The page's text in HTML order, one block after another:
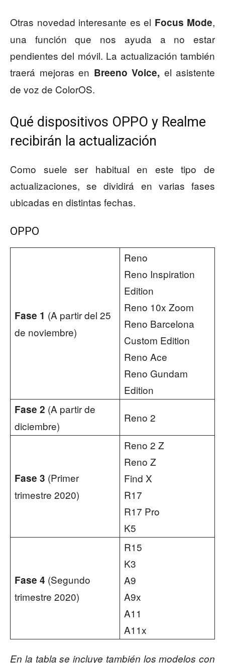
Otras novedad interesante es el Focus Mode,
una función que nos ayuda a no estar
pendientes del móvil. La actualización también
traerá mejoras en Breeno Voice, el asistente
de voz de ColorOS.
Qué dispositivos OPPO y Realme
recibirán la actualización
Como suele ser habitual en este tipo de
actualizaciones, se dividirá en varias fases
ubicadas en distintas fechas.
OPPO
Fase 1 (A partir del 25
de noviembre)
Reno
Reno Inspiration
Edition
Reno 10x Zoom
Reno Barcelona
Custom Edition
Reno Ace
Reno Gundam
Edition
Fase 2 (A partir de
diciembre)
Reno 2
Fase 3 (Primer
trimestre 2020)
Reno 2 Z
Reno Z
Find X
R17
R17 Pro
K5
Fase 4 (Segundo
trimestre 2020)
R15
K3
A9
A9x
A11
A11x
En la tabla se incluye también los modelos con